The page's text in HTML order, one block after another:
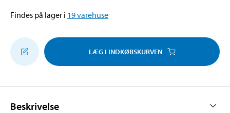
Findes på lager i 19varehuse
LÆG I INDKØBSKURVEN
Beskrivelse